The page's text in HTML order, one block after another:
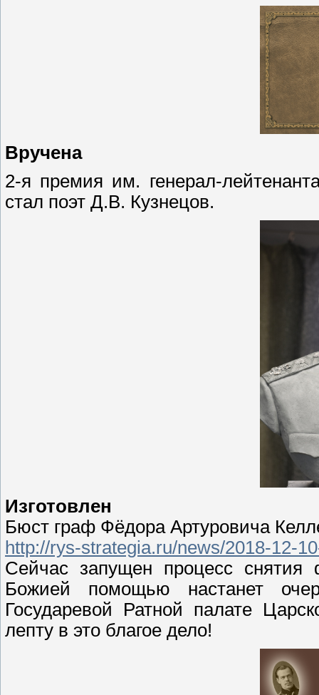
Вручена
2-я премия им. генерал-
стал поэт Д.В. Кузнецов.
Изготовлен
Бюст граф Фёдора Артуровича
http://rys-strategia.ru/news/2018-12-
Сейчас запущен процесс
Божией помощью настанет
Государевой Ратной палате
лепту в это благое дело!